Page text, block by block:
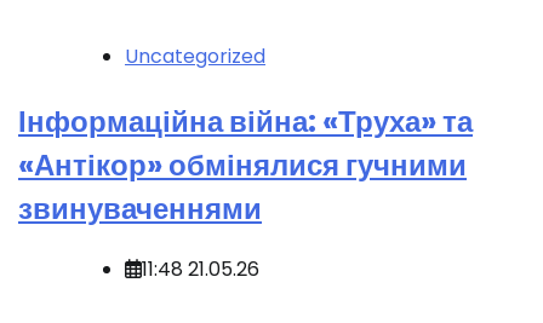
Uncategorized
Інформаційна війна: «Труха» та
«Антікор» обмінялися гучними
звинуваченнями
11:48 21.05.26